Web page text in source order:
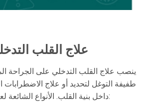
علاج القلب
ينصب علاج القلب التدخلي على الجراحة
طفيفة التوغل لتحديد أو علاج الاضطرابات
داخل بنية القلب. الأنواع الشائعة لعلاج القلب التدخلي: